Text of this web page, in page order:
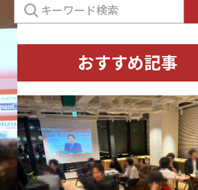
索:
おすすめ記事